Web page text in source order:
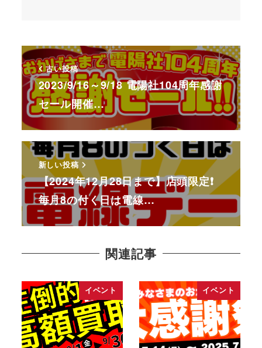
古い投稿
2023/9/16～9/18 電陽社104周年感謝
セール開催…
新しい投稿
【2024年12月28日まで】店頭限定❗
毎月8の付く日は電線…
関連記事
イベント イベント